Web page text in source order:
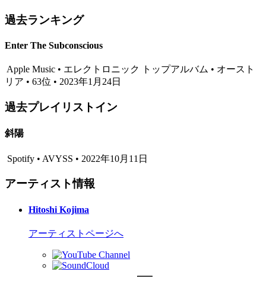
過去ランキング
Enter The Subconscious
Apple Music • エレクトロニック トップアルバム • オースト
リア • 63位 • 2023年1月24日
過去プレイリストイン
斜陽
Spotify • AVYSS • 2022年10月11日
アーティスト情報
Hitoshi Kojima
アーティストページへ